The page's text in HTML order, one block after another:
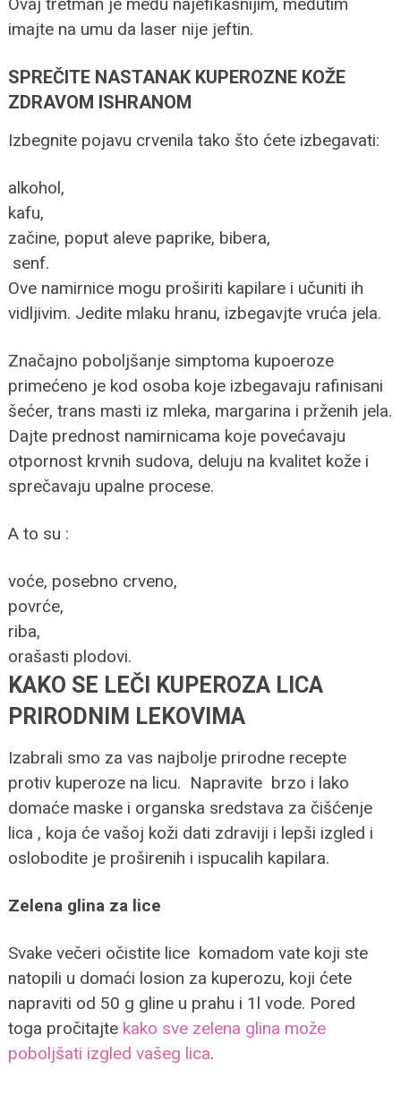
imajte na umu da laser nije jeftin.
SPREČITE NASTANAK KUPEROZNE KOŽE
ZDRAVOM ISHRANOM
Izbegnite pojavu crvenila tako što ćete izbegavati:
alkohol,
kafu,
začine, poput aleve paprike, bibera,
senf.
Ove namirnice mogu proširiti kapilare i učuniti ih
vidljivim. Jedite mlaku hranu, izbegavjte vruća jela.
Značajno poboljšanje simptoma kupoeroze
primećeno je kod osoba koje izbegavaju rafinisani
šećer, trans masti iz mleka, margarina i prženih jela.
Dajte prednost namirnicama koje povećavaju
otpornost krvnih sudova, deluju na kvalitet kože i
sprečavaju upalne procese.
A to su :
voće, posebno crveno,
povrće,
riba,
orašasti plodovi.
KAKO SE LEČI KUPEROZA LICA
PRIRODNIM LEKOVIMA
Izabrali smo za vas najbolje prirodne recepte
protiv kuperoze na licu. Napravite brzo i lako
domaće maske i organska sredstava za čišćenje
lica , koja će vašoj koži dati zdraviji i lepši izgled i
oslobodite je proširenih i ispucalih kapilara.
Zelena glina za lice
Svake večeri očistite lice komadom vate koji ste
natopili u domaći losion za kuperozu, koji ćete
napraviti od 50 g gline u prahu i 1l vode. Pored
toga pročitajte kako sve zelena glina može
poboljšati izgled vašeg lica.